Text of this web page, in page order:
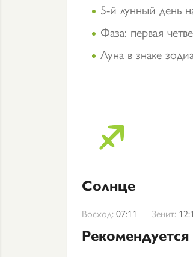
5-й лунный день
Фаза: первая
Луна в знаке
Солнце
Восход: 07:11 Зенит:
Рекомендуется